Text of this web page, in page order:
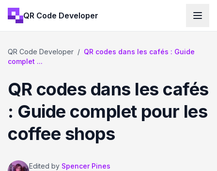
QR Code Developer
QR Code Developer / QR codes dans les cafés : Guide
complet ...
QR codes dans les cafés
: Guide complet pour les
coffee shops
Edited by Spencer Pines